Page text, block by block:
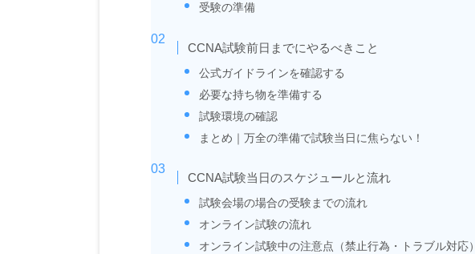
受験の準備
CCNA試験前日までにやるべきこと
公式ガイドラインを確認する
必要な持ち物を準備する
試験環境の確認
まとめ｜万全の準備で試験当日に焦らない！
CCNA試験当日のスケジュールと流れ
試験会場の場合の受験までの流れ
オンライン試験の流れ
オンライン試験中の注意点（禁止行為・トラブル対応）